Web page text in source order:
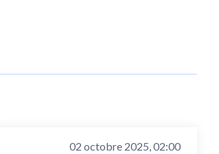
02 octobre 2025, 02:00